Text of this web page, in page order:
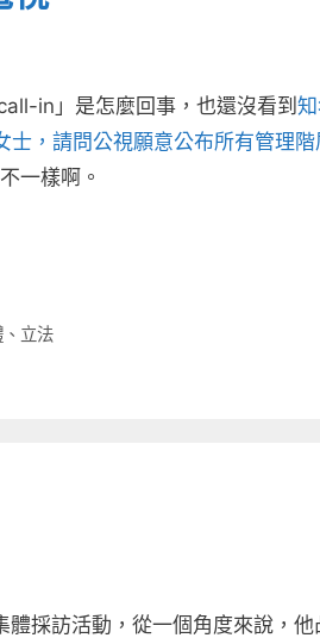
in」是怎麼回事，也還沒看到
，請問公視願意公布所有管理階
一樣啊。
、 立法
體採訪活動，從一個角度來說，